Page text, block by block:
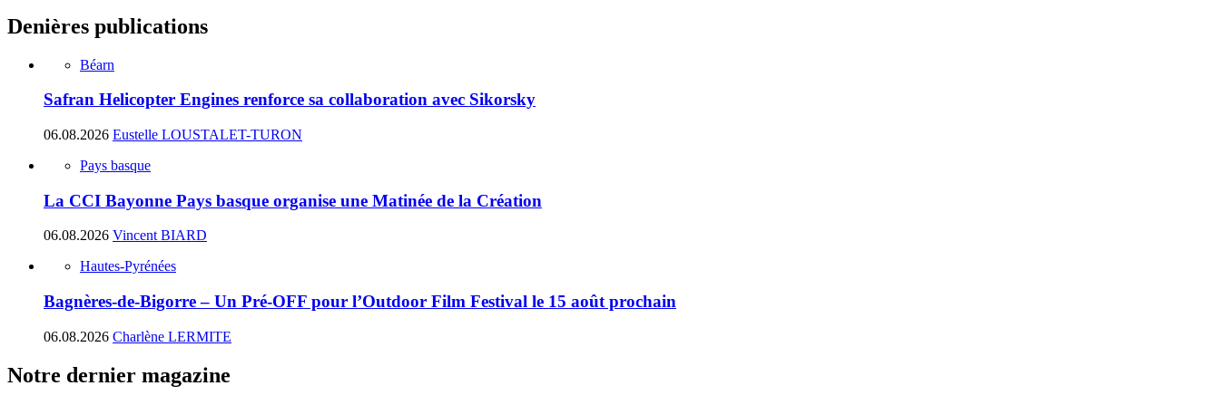
Denières publications
Béarn
Safran Helicopter Engines renforce sa collaboration avec Sikorsky
06.08.2026 Eustelle LOUSTALET-TURON
Pays basque
La CCI Bayonne Pays basque organise une Matinée de la Création
06.08.2026 Vincent BIARD
Hautes-Pyrénées
Bagnères-de-Bigorre – Un Pré-OFF pour l’Outdoor Film Festival le 15 août prochain
06.08.2026 Charlène LERMITE
Notre dernier magazine